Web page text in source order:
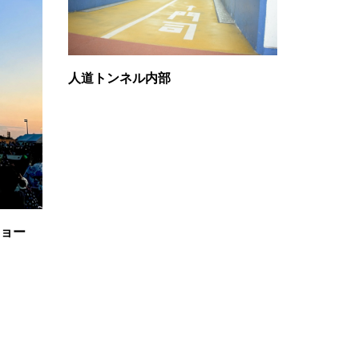
ー
人道トンネル内部